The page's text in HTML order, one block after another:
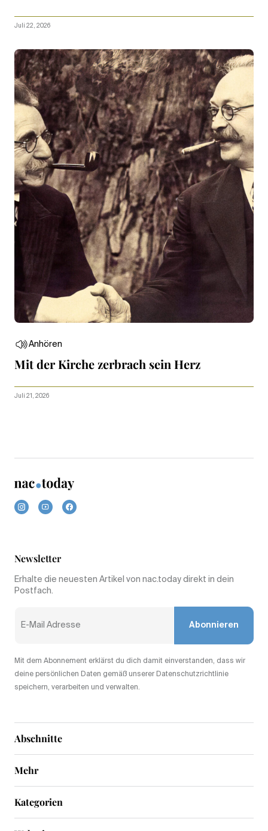
Juli 22, 2026
Anhören
Mit der Kirche zerbrach sein Herz
Juli 21, 2026
Abschnitte
Mehr
Newsletter
Erhalte die neuesten Artikel von nac.today direkt in dein
Postfach.
Abonnieren
Mit dem Abonnement erklärst du dich damit einverstanden, dass wir
deine persönlichen Daten gemäß unserer Datenschutzrichtlinie
speichern, verarbeiten und verwalten.
Kategorien